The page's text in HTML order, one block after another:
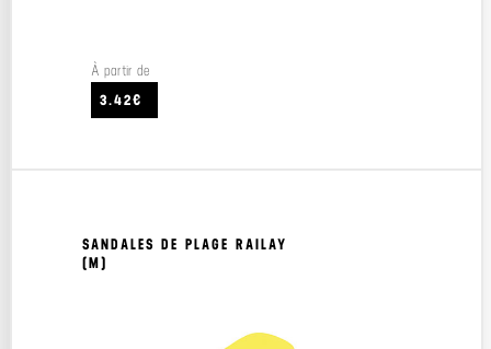
À partir de
3.42€
SANDALES DE PLAGE RAILAY
(M)